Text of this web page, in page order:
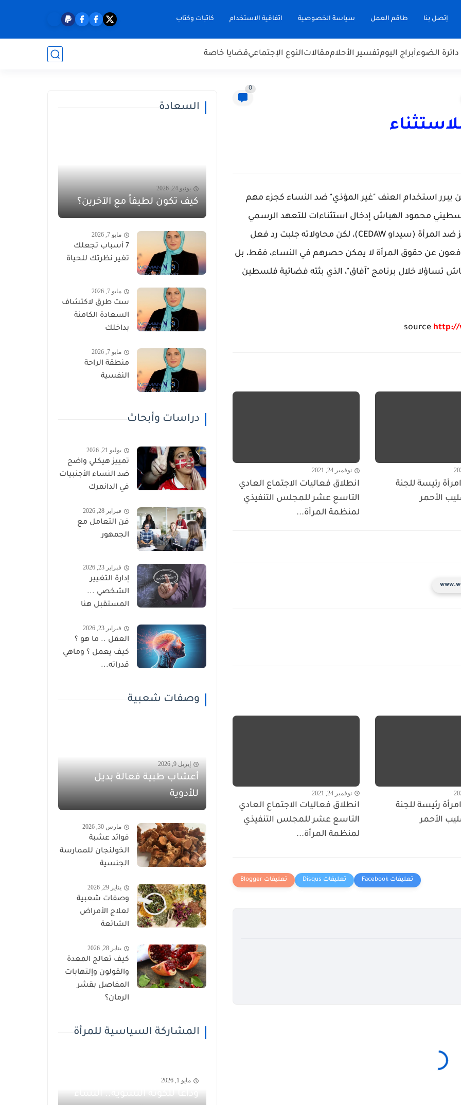
إتصل بنا طاقم العمل سياسة الخصوصية اتفاقية الاستخدام كاتبات وكتاب
الضوءأبراج اليومتفسير الأحلاممقالاتالنوع الإجتماعيقضايا خاصة
0
القرن الـ 21 لا يزال هناك من يبرر استخدام العنف "غير المؤذي" ضد النساء كجزء مهم
محمود الهباش إدخال استثناءات للتعهد الرسمي
الفلسطيني حول اتفاقية إلغاء كافة أشكال التمييز ضد المرأة (سيداو CEDAW)، لكن محاولاته جلبت رد فعل
عن حقوق المرأة لا يمكن حصرهم في النساء، فقط، بل
تساؤلا خلال برنامج "آفاق"، الذي بثته فضائية فلسطين
source http://
رئيسة للجنة
الأحمر
نوفمبر 24, 2021
انطلاق فعاليات الاجتماع العادي
التاسع عشر للمجلس التنفيذي
لمنظمة المرأة...
رئيسة للجنة
الأحمر
نوفمبر 24, 2021
انطلاق فعاليات الاجتماع العادي
التاسع عشر للمجلس التنفيذي
لمنظمة المرأة...
السعادة
يونيو 24, 2026
كيف تكون لطيفاً مع الآخرين؟
مايو 7, 2026
7 أسباب تجعلك
تغير نظرتك للحياة
مايو 7, 2026
ست طرق لاكتشاف
السعادة الكامنة
بداخلك
مايو 7, 2026
منطقة الراحة
النفسية
دراسات وأبحاث
يوليو 21, 2026
تمييز هيكلي واضح
ضد النساء الأجنبيات
في الدانمرك
فبراير 28, 2026
فن التعامل مع
الجمهور
فبراير 23, 2026
إدارة التغيير
الشخصي ...
المستقبل هنا
فبراير 23, 2026
العقل .. ما هو ؟
كيف يعمل ؟ وماهي
قدراته...
وصفات شعبية
إبريل 9, 2026
أعشاب طبية فعالة بديل
للأدوية
مارس 30, 2026
فوائد عشبة
الخولنجان للممارسة
الجنسية
يناير 29, 2026
وصفات شعبية
لعلاج الأمراض
الشائعة
يناير 28, 2026
كيف تعالج المعدة
والقولون وإلتهابات
المفاصل بقشر
الرمان؟
المشاركة السياسية للمرأة
مايو 1, 2026
وداعاً للكوتة النسوية.. النساء